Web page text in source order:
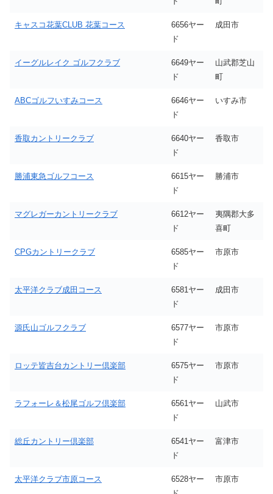
キャスコ花葉CLUB 花葉コース
6656ヤー
ド
成田市
イーグルレイク ゴルフクラブ
6649ヤー
ド
山武郡芝山
町
ABCゴルフいすみコース
6646ヤー
ド
いすみ市
香取カントリークラブ
6640ヤー
ド
香取市
勝浦東急ゴルフコース
6615ヤー
ド
勝浦市
マグレガーカントリークラブ
6612ヤー
ド
夷隅郡大多
喜町
CPGカントリークラブ
6585ヤー
ド
市原市
太平洋クラブ成田コース
6581ヤー
ド
成田市
源氏山ゴルフクラブ
6577ヤー
ド
市原市
ロッテ皆吉台カントリー倶楽部
6575ヤー
ド
市原市
ラフォーレ＆松尾ゴルフ倶楽部
6561ヤー
ド
山武市
総丘カントリー倶楽部
6541ヤー
ド
富津市
太平洋クラブ市原コース
6528ヤー
市原市